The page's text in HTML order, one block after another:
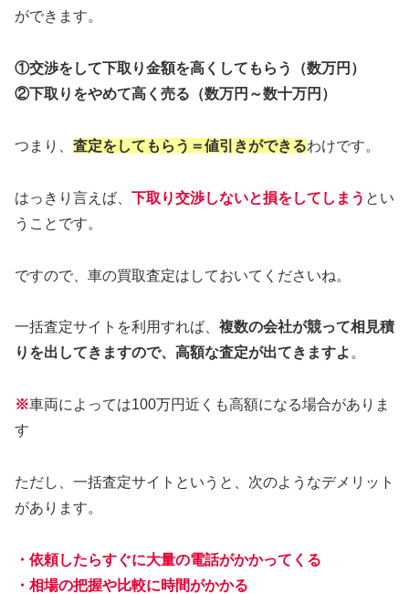
ができます。
①交渉をして下取り金額を高くしてもらう（数万円）
②下取りをやめて高く売る（数万円～数十万円）
つまり、 査定をしてもらう＝値引きができるわけです。
はっきり言えば、 下取り交渉しないと損をしてしまう とい
うことです。
ですので、車の買取査定はしておいてくださいね。
一括査定サイトを利用すれば、 複数の会社が競って相見積
りを出してきますので、高額な査定が出てきますよ。
※車両によっては100万円近くも高額になる場合がありま
す
ただし、一括査定サイトというと、次のようなデメリット
があります。
・依頼したらすぐに大量の電話がかかってくる
・相場の把握や比較に時間がかかる